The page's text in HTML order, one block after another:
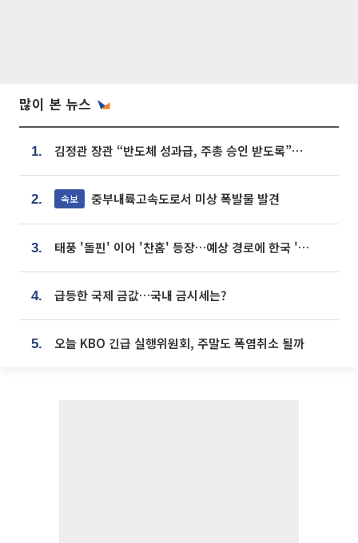
많이 본 뉴스
1. 김정관 장관 “반도체 성과급, 주총 승인 받도록”…상법·자본시장법 개정 시사
2. 속보 중부내륙고속도로서 미상 폭발물 발견
3. 태풍 '돌핀' 이어 '찬홈' 등장…예상 경로에 한국 '한숨'
4. 급등한 국제 금값…국내 금시세는?
5. 오늘 KBO 긴급 실행위원회, 주말도 폭염취소 될까